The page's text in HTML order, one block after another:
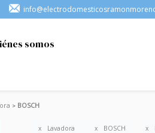
somos
BOSCH
Lavadora BOSCH